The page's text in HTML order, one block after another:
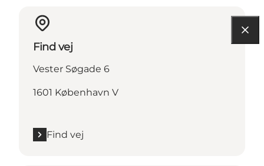
Find vej
Vester Søgade 6
1601 København V
Find vej